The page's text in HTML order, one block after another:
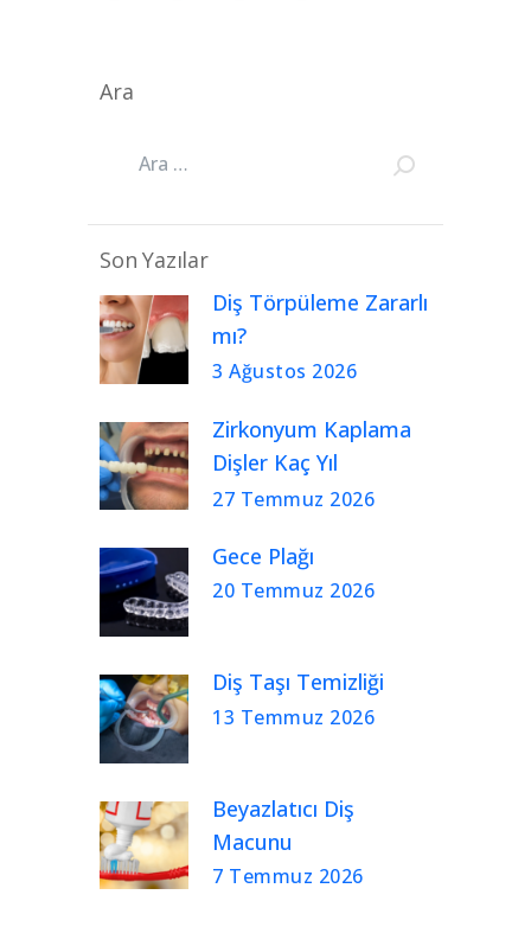
Ara
Son Yazılar
Diş Törpüleme Zararlı
mı?
3 Ağustos 2026
Zirkonyum Kaplama
Dişler Kaç Yıl
Kullanılır?
27 Temmuz 2026
Gece Plağı
20 Temmuz 2026
Diş Taşı Temizliği
13 Temmuz 2026
Beyazlatıcı Diş
Macunu
7 Temmuz 2026